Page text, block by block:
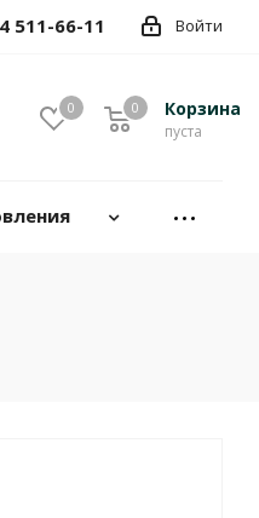
Войти
511-66-11
0 Корзина
пуста
0